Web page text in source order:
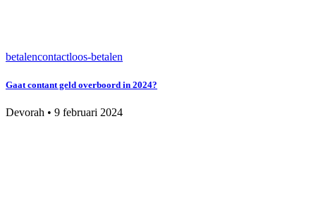
betalencontactloos-betalen
Gaat contant geld overboord in 2024?
Devorah • 9 februari 2024